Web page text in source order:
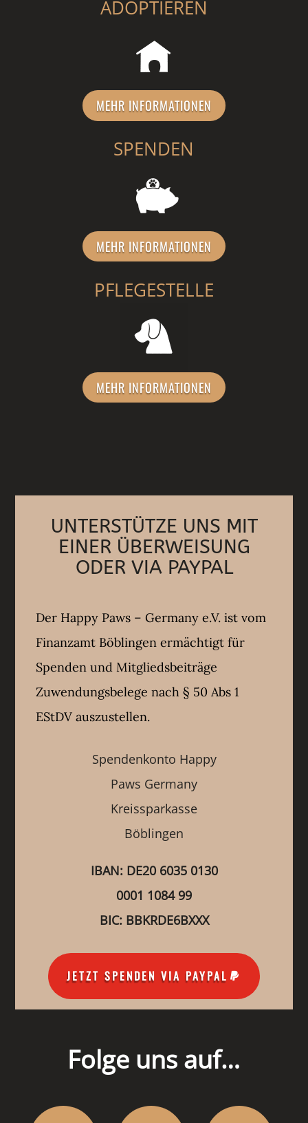
ADOPTIEREN
MEHR INFORMATIONEN
SPENDEN
MEHR INFORMATIONEN
PFLEGESTELLE
MEHR INFORMATIONEN
UNTERSTÜTZE UNS MIT
EINER ÜBERWEISUNG
ODER VIA PAYPAL
Der Happy Paws – Germany e.V. ist vom
Finanzamt Böblingen ermächtigt für
Spenden und Mitgliedsbeiträge
Zuwendungsbelege nach § 50 Abs 1
EStDV auszustellen.
Spendenkonto Happy
Paws Germany
Kreissparkasse
Böblingen
IBAN: DE20 6035 0130
0001 1084 99
BIC: BBKRDE6BXXX
JETZT SPENDEN VIA PAYPAL
Folge uns auf…